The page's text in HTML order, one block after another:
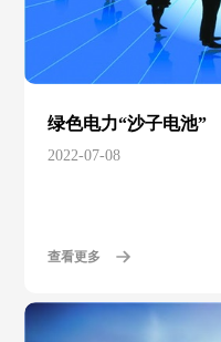
绿色电力“沙子电池”
2022-07-08
查看更多